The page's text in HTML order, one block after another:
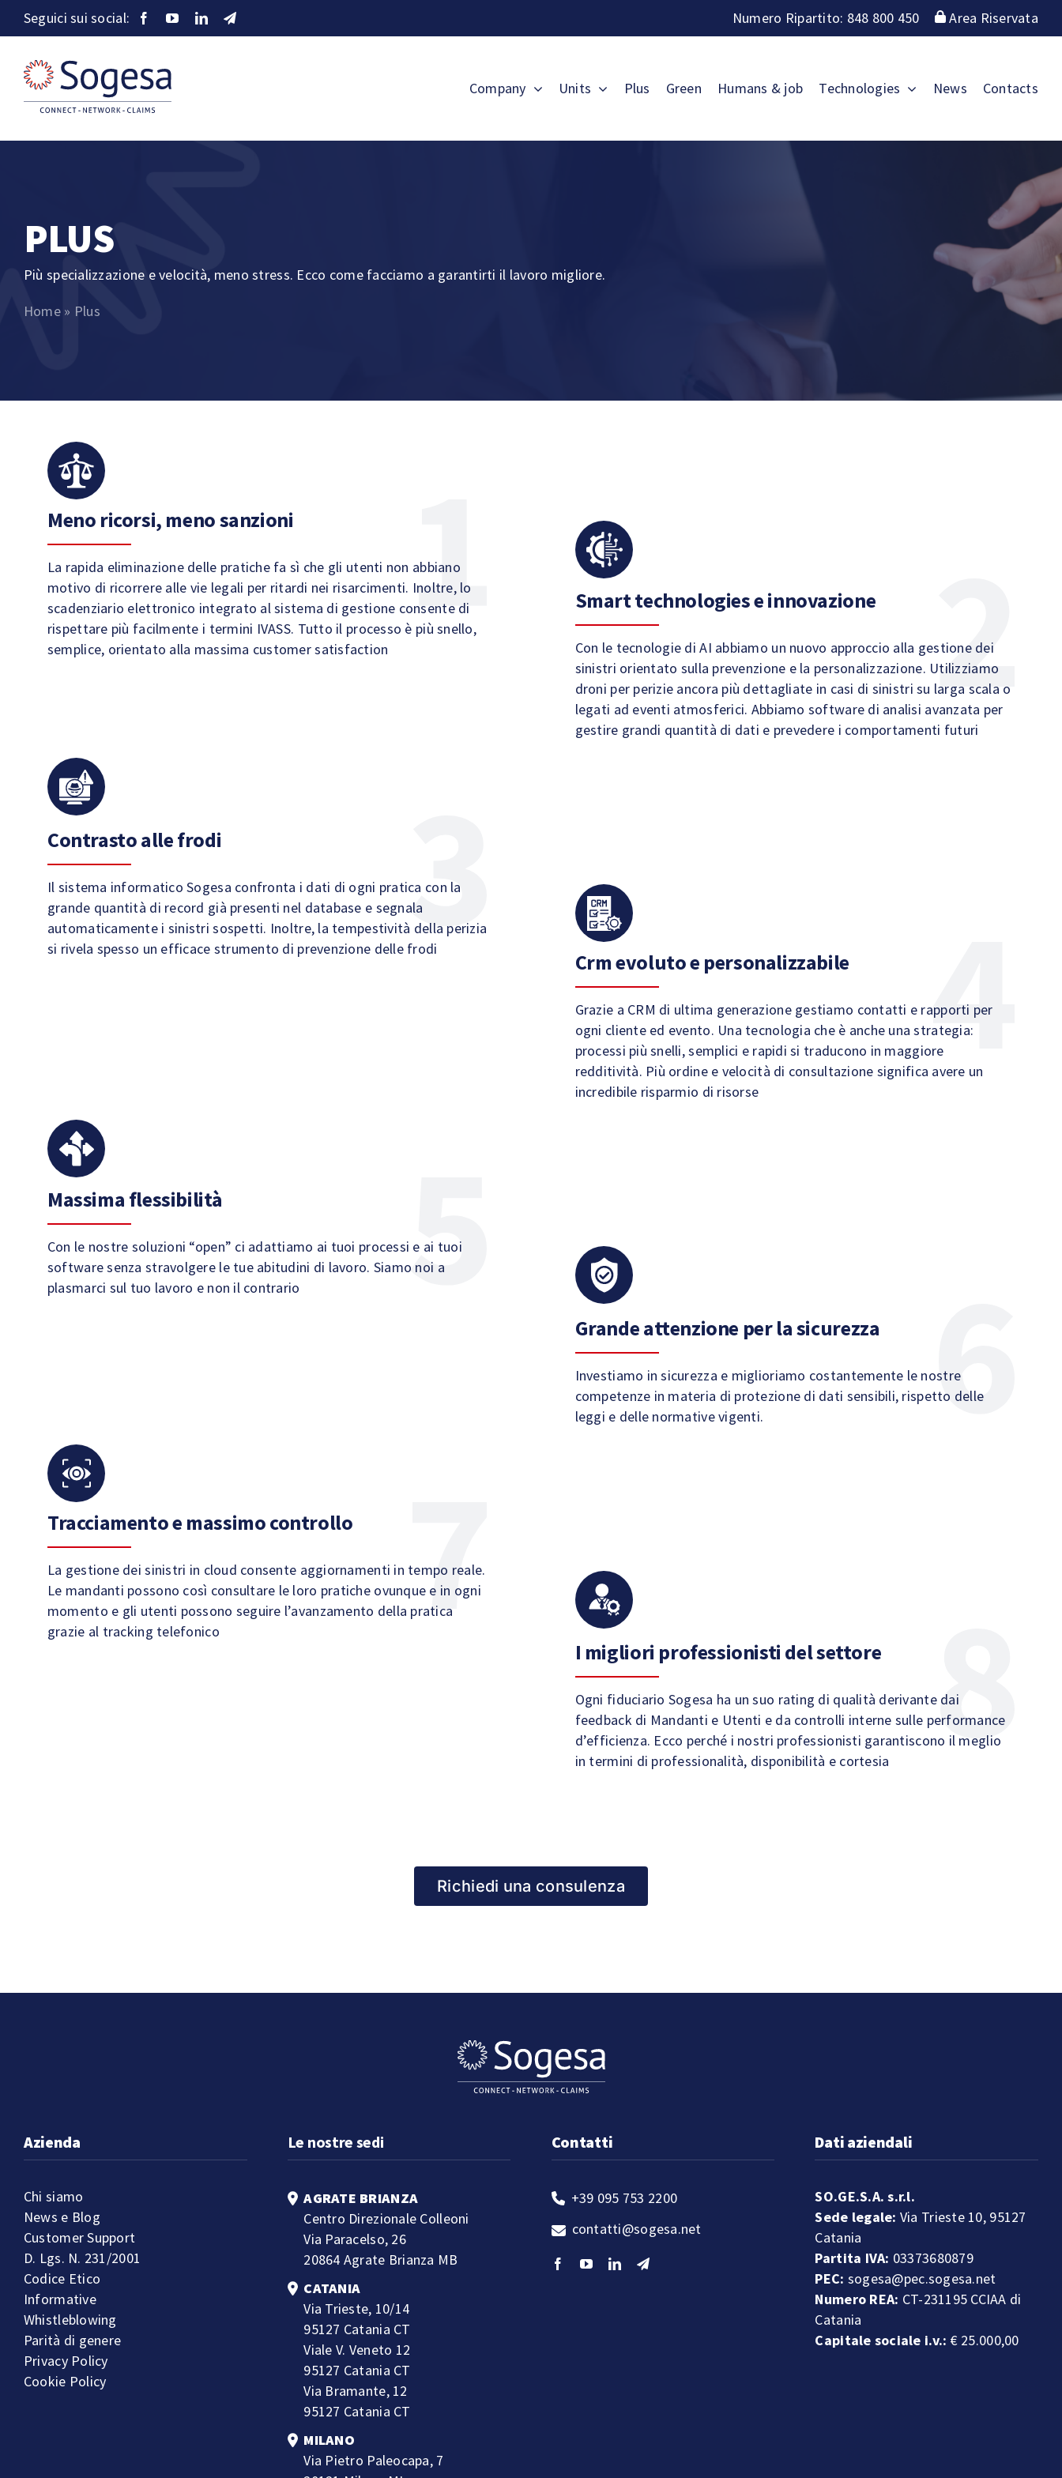
SaltaSeguici sui social: Numero Ripartito: 848 800 450 Area Riservata
Company Units Plus Green Humans & job Technologies News Contacts
PLUS
Più specializzazione e velocità, meno stress. Ecco come facciamo a garantirti il lavoro migliore.
Home » Plus
Meno ricorsi, meno sanzioni
La rapida eliminazione delle pratiche fa sì che gli utenti non abbiano
motivo di ricorrere alle vie legali per ritardi nei risarcimenti. Inoltre, lo
scadenziario elettronico integrato al sistema di gestione consente di
rispettare più facilmente i termini IVASS. Tutto il processo è più snello,
semplice, orientato alla massima customer satisfaction
Smart technologies e innovazione
Con le tecnologie di AI abbiamo un nuovo approccio alla gestione dei
sinistri orientato sulla prevenzione e la personalizzazione. Utilizziamo
droni per perizie ancora più dettagliate in casi di sinistri su larga scala o
legati ad eventi atmosferici. Abbiamo software di analisi avanzata per
gestire grandi quantità di dati e prevedere i comportamenti futuri
Contrasto alle frodi
Il sistema informatico Sogesa confronta i dati di ogni pratica con la
grande quantità di record già presenti nel database e segnala
automaticamente i sinistri sospetti. Inoltre, la tempestività della perizia
si rivela spesso un efficace strumento di prevenzione delle frodi
Crm evoluto e personalizzabile
Grazie a CRM di ultima generazione gestiamo contatti e rapporti per
ogni cliente ed evento. Una tecnologia che è anche una strategia:
processi più snelli, semplici e rapidi si traducono in maggiore
redditività. Più ordine e velocità di consultazione significa avere un
incredibile risparmio di risorse
Massima flessibilità
Con le nostre soluzioni “open” ci adattiamo ai tuoi processi e ai tuoi
software senza stravolgere le tue abitudini di lavoro. Siamo noi a
plasmarci sul tuo lavoro e non il contrario
Grande attenzione per la sicurezza
Investiamo in sicurezza e miglioriamo costantemente le nostre
competenze in materia di protezione di dati sensibili, rispetto delle
leggi e delle normative vigenti.
Tracciamento e massimo controllo
La gestione dei sinistri in cloud consente aggiornamenti in tempo reale.
Le mandanti possono così consultare le loro pratiche ovunque e in ogni
momento e gli utenti possono seguire l’avanzamento della pratica
grazie al tracking telefonico
I migliori professionisti del settore
Ogni fiduciario Sogesa ha un suo rating di qualità derivante dai
feedback di Mandanti e Utenti e da controlli interne sulle performance
d’efficienza. Ecco perché i nostri professionisti garantiscono il meglio
in termini di professionalità, disponibilità e cortesia
Richiedi una consulenza
Azienda
Chi siamo
News e Blog
Customer Support
D. Lgs. N. 231/2001
Codice Etico
Informative
Whistleblowing
Parità di genere
Privacy Policy
Cookie Policy
Le nostre sedi
AGRATE BRIANZA
Centro Direzionale Colleoni
Via Paracelso, 26
20864 Agrate Brianza MB
CATANIA
Via Trieste, 10/14
95127 Catania CT
Viale V. Veneto 12
95127 Catania CT
Via Bramante, 12
95127 Catania CT
MILANO
Via Pietro Paleocapa, 7
Contatti
+39 095 753 2200
contatti@sogesa.net
Dati aziendali
SO.GE.S.A. s.r.l.
Sede legale: Via Trieste 10, 95127
Catania
Partita IVA: 03373680879
PEC: sogesa@pec.sogesa.net
Numero REA: CT-231195 CCIAA di
Catania
Capitale sociale i.v.: € 25.000,00